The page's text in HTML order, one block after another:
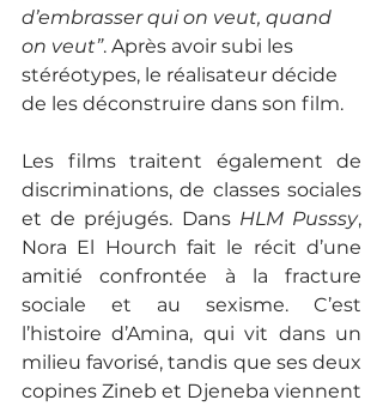
d’embrasser qui on veut, quand
on veut”. Après avoir subi les
stéréotypes, le réalisateur décide
de les déconstruire dans son film.
Les films traitent également de
discriminations, de classes sociales
et de préjugés. Dans HLM Pusssy,
Nora El Hourch fait le récit d’une
amitié confrontée à la fracture
sociale et au sexisme. C’est
l’histoire d’Amina, qui vit dans un
milieu favorisé, tandis que ses deux
copines Zineb et Djeneba viennent